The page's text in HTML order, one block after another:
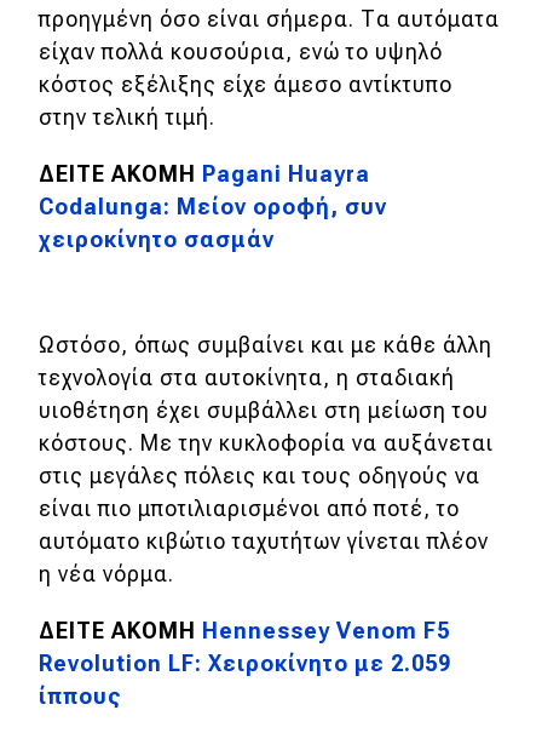
Eco
Νέα
Τεχνολογία
Mobility
Σταθμοί φόρτισης
Classic
Νέα
Παρουσιάσεις
DRIVE Away
Μεταχειρισμένο
Οδηγός αγοράς
προηγμένη όσο είναι σήμερα. Τα αυτόματα
είχαν πολλά κουσούρια, ενώ το υψηλό
κόστος εξέλιξης είχε άμεσο αντίκτυπο
στην τελική τιμή.
ΔΕΙΤΕ ΑΚΟΜΗ
Pagani Huayra
Codalunga: Μείον οροφή, συν
χειροκίνητο σασμάν
Ωστόσο, όπως συμβαίνει και με κάθε άλλη
τεχνολογία στα αυτοκίνητα, η σταδιακή
υιοθέτηση έχει συμβάλλει στη μείωση του
κόστους. Με την κυκλοφορία να αυξάνεται
στις μεγάλες πόλεις και τους οδηγούς να
είναι πιο μποτιλιαρισμένοι από ποτέ, το
αυτόματο κιβώτιο ταχυτήτων γίνεται πλέον
η νέα νόρμα.
ΔΕΙΤΕ ΑΚΟΜΗ
Hennessey Venom F5
Revolution LF: Χειροκίνητο με 2.059
ίππους